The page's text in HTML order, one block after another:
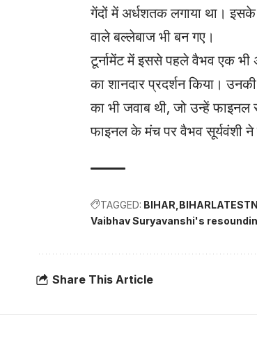
गेंदों में अर्धशतक लगाया था।
वाले बल्लेबाज भी बन गए।
टूर्नामेंट में इससे पहले वैभव एक भी
का शानदार प्रदर्शन किया।
का भी जवाब थी, जो उन्हें
फाइनल के मंच पर वैभव सूर्यवंशी ने
TAGGED: BIHAR
Vaibhav Suryavanshi's
Share This Article